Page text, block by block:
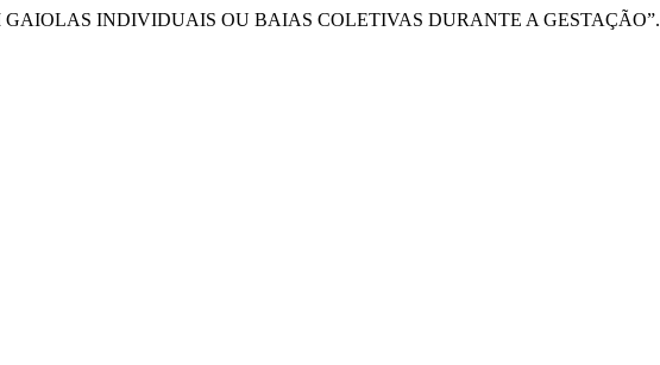
INDIVIDUAIS OU BAIAS COLETIVAS DURANTE A GESTAÇÃO”.